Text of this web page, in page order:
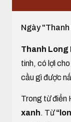
Ngày
Thanh Long
tinh, có lợi
cầu gì được
Trong từ điển
xanh. Từ